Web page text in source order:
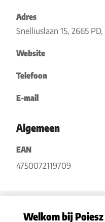
Adres
Snelliuslaan 15, 2665
Website
Telefoon
E-mail
Algemeen
EAN
4750072119709
Welkom bij